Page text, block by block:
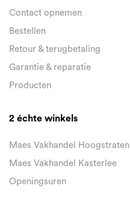
Contact opnemen
Bestellen
Retour & terugbetaling
Garantie & reparatie
Producten
2 échte winkels
Maes Vakhandel Hoogstraten
Maes Vakhandel Kasterlee
Openingsuren